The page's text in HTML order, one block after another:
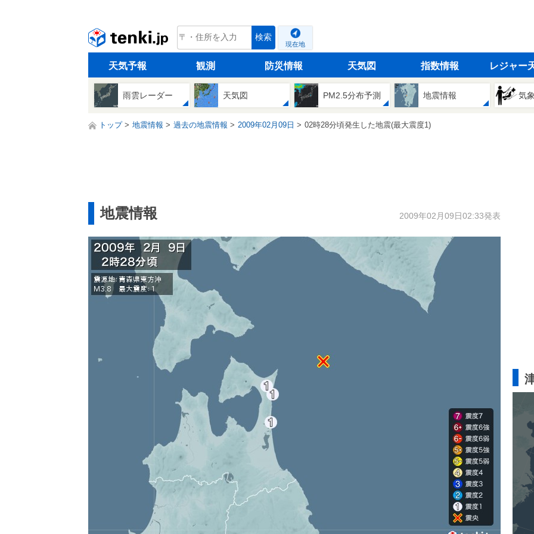
tenki.jp 検索
現在地
天気予報 観測 防災情報 天気図 指数情報 レジャー
雨雲レーダー 天気図 PM2.5分布予測 地震情報 気
トップ 地震情報 過去の地震情報 2009年02月09日 02時28分頃発生した地震(最大震度1)
地震情報 2009年02月09日02:33発表